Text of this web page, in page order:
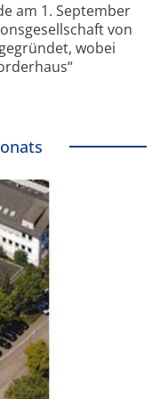
am 1. September
von
wobei